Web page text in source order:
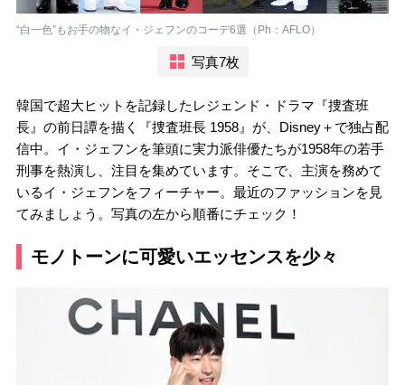
“白一色”もお手の物なイ・ジェフンのコーデ6選（Ph：AFLO）
写真7枚
韓国で超大ヒットを記録したレジェンド・ドラマ『捜査班
長』の前日譚を描く『捜査班長 1958』が、Disney＋で独占配
信中。イ・ジェフンを筆頭に実力派俳優たちが1958年の若手
刑事を熱演し、注目を集めています。そこで、主演を務めて
いるイ・ジェフンをフィーチャー。最近のファッションを見
てみましょう。写真の左から順番にチェック！
モノトーンに可愛いエッセンスを少々